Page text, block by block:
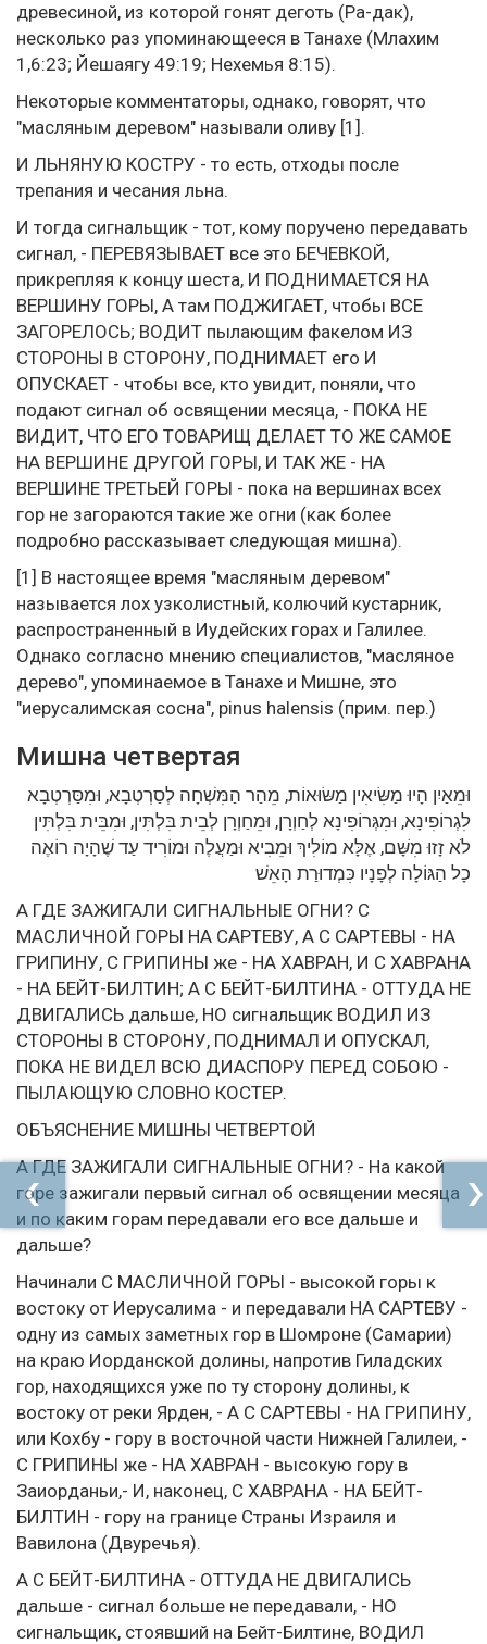
древесиной, из которой гонят деготь (Ра-дак),
несколько раз упоминающееся в Танахе (Млахим
1,6:23; Йешаягу 49:19; Нехемья 8:15).
Некоторые комментаторы, однако, говорят, что
"масляным деревом" называли оливу [1].
И ЛЬНЯНУЮ КОСТРУ - то есть, отходы после
трепания и чесания льна.
И тогда сигнальщик - тот, кому поручено передавать
сигнал, - ПЕРЕВЯЗЫВАЕТ все это БЕЧЕВКОЙ,
прикрепляя к концу шеста, И ПОДНИМАЕТСЯ НА
ВЕРШИНУ ГОРЫ, А там ПОДЖИГАЕТ, чтобы ВСЕ
ЗАГОРЕЛОСЬ; ВОДИТ пылающим факелом ИЗ
СТОРОНЫ В СТОРОНУ, ПОДНИМАЕТ его И
ОПУСКАЕТ - чтобы все, кто увидит, поняли, что
подают сигнал об освящении месяца, - ПОКА НЕ
ВИДИТ, ЧТО ЕГО ТОВАРИЩ ДЕЛАЕТ ТО ЖЕ САМОЕ
НА ВЕРШИНЕ ДРУГОЙ ГОРЫ, И ТАК ЖЕ - НА
ВЕРШИНЕ ТРЕТЬЕЙ ГОРЫ - пока на вершинах всех
гор не загораются такие же огни (как более
подробно рассказывает следующая мишна).
[1] В настоящее время "масляным деревом"
называется лох узколистный, колючий кустарник,
распространенный в Иудейских горах и Галилее.
Однако согласно мнению специалистов, "масляное
дерево", упоминаемое в Танахе и Мишне, это
"иерусалимская сосна", pinus halensis (прим. пер.)
Мишна четвертая
וּמֵאַיִן הָיוּ מַשִּׂיאִין מַשּׂוּאוֹת, מֵהַר הַמִּשְׁחָה לְסַרְטְבָא, וּמִסַּרְטְבָא
לִגְרוֹפִינָא, וּמִגְּרוֹפִינָא לְחַוְרָן, וּמֵחַוְרָן לְבֵית בִּלְתִּין, וּמִבֵּית בִּלְתִּין
לֹא זָזוּ מִשָּׁם, אֶלָּא מוֹלִיךְ וּמֵבִיא וּמַעֲלֶה וּמוֹרִיד עַד שֶׁהָיָה רוֹאֶה
כָל הַגּוֹלָה לְפָנָיו כִּמְדוּרַת הָאֵשׁ
А ГДЕ ЗАЖИГАЛИ СИГНАЛЬНЫЕ ОГНИ? С
МАСЛИЧНОЙ ГОРЫ НА САРТЕВУ, А С САРТЕВЫ - НА
ГРИПИНУ, С ГРИПИНЫ же - НА ХАВРАН, И С ХАВРАНА
- НА БЕЙТ-БИЛТИН; А С БЕЙТ-БИЛТИНА - ОТТУДА НЕ
ДВИГАЛИСЬ дальше, НО сигнальщик ВОДИЛ ИЗ
СТОРОНЫ В СТОРОНУ, ПОДНИМАЛ И ОПУСКАЛ,
ПОКА НЕ ВИДЕЛ ВСЮ ДИАСПОРУ ПЕРЕД СОБОЮ -
ПЫЛАЮЩУЮ СЛОВНО КОСТЕР.
ОБЪЯСНЕНИЕ МИШНЫ ЧЕТВЕРТОЙ
А ГДЕ ЗАЖИГАЛИ СИГНАЛЬНЫЕ ОГНИ? - На какой
горе зажигали первый сигнал об освящении месяца
и по каким горам передавали его все дальше и
дальше?
Начинали С МАСЛИЧНОЙ ГОРЫ - высокой горы к
востоку от Иерусалима - и передавали НА САРТЕВУ -
одну из самых заметных гор в Шомроне (Самарии)
на краю Иорданской долины, напротив Гиладских
гор, находящихся уже по ту сторону долины, к
востоку от реки Ярден, - А С САРТЕВЫ - НА ГРИПИНУ,
или Кохбу - гору в восточной части Нижней Галилеи, -
С ГРИПИНЫ же - НА ХАВРАН - высокую гору в
Заиорданьи,- И, наконец, С ХАВРАНА - НА БЕЙТ-
БИЛТИН - гору на границе Страны Израиля и
Вавилона (Двуречья).
А С БЕЙТ-БИЛТИНА - ОТТУДА НЕ ДВИГАЛИСЬ
дальше - сигнал больше не передавали, - НО
сигнальщик, стоявший на Бейт-Билтине, ВОДИЛ